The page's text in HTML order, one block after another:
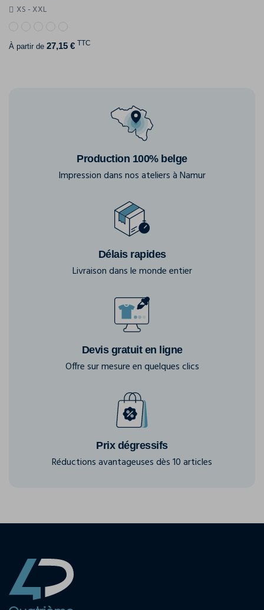
XS - XXL
À partir de 27,15 € TTC
Production 100% belge
Impression dans nos ateliers à Namur
Délais rapides
Livraison dans le monde entier
Devis gratuit en ligne
Offre sur mesure en quelques clics
Prix dégressifs
Réductions avantageuses dès 10 articles